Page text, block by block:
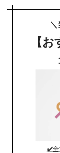
＼
【
✔️全